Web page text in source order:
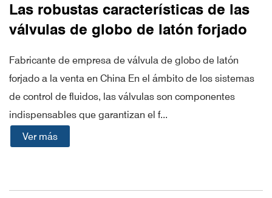
Las robustas características de las
válvulas de globo de latón forjado
Fabricante de empresa de válvula de globo de latón
forjado a la venta en China En el ámbito de los sistemas
de control de fluidos, las válvulas son componentes
indispensables que garantizan el f...
Ver más